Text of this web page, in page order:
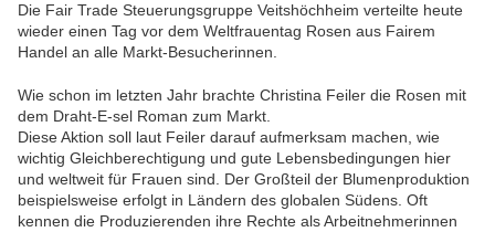
Die Fair Trade Steuerungsgruppe Veitshöchheim verteilte heute
wieder einen Tag vor dem Weltfrauentag Rosen aus Fairem
Handel an alle Markt-Besucherinnen.
Wie schon im letzten Jahr brachte Christina Feiler die Rosen mit
dem Draht-E-sel Roman zum Markt.
Diese Aktion soll laut Feiler darauf aufmerksam machen, wie
wichtig Gleichberechtigung und gute Lebensbedingungen hier
und weltweit für Frauen sind. Der Großteil der Blumenproduktion
beispielsweise erfolgt in Ländern des globalen Südens. Oft
kennen die Produzierenden ihre Rechte als Arbeitnehmerinnen